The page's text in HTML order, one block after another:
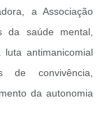
a Associação
da saúde mental,
antimanicomial
de convivência,
da autonomia